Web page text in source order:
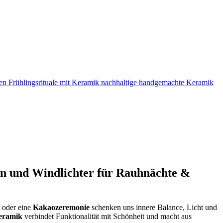
und Windlichter für Rauhnächte &
oder eine Kakaozeremonie schenken uns innere Balance, Licht und
verbindet Funktionalität mit Schönheit und macht aus